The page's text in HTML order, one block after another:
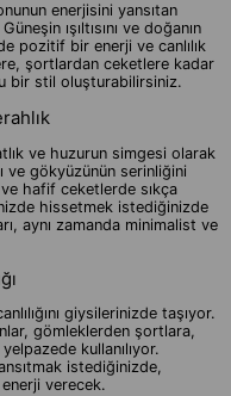
enerjisini yansıtan
ışıltısını ve doğanın
pozitif bir enerji ve canlılık
şortlardan ceketlere kadar
bir stil oluşturabilirsiniz.
ve huzurun simgesi olarak
ve gökyüzünün serinliğini
hafif ceketlerde sıkça
hissetmek istediğinizde
aynı zamanda minimalist ve
giysilerinizde taşıyor.
gömleklerden şortlara,
kullanılıyor.
istediğinizde,
verecek.